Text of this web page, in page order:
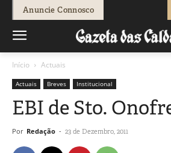
Anuncie Connosco
Início Actuais
Actuais Breves Institucional
EBI de Sto.
Por Redação - 23 de Dezembro, 2011